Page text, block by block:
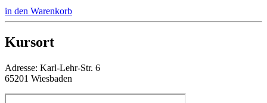
in den Warenkorb
Kursort
Adresse: Karl-Lehr-Str. 6
65201 Wiesbaden